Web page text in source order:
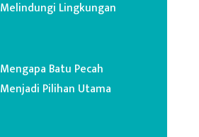
Melindungi Lingkungan
Mengapa Batu Pecah
Menjadi Pilihan Utama